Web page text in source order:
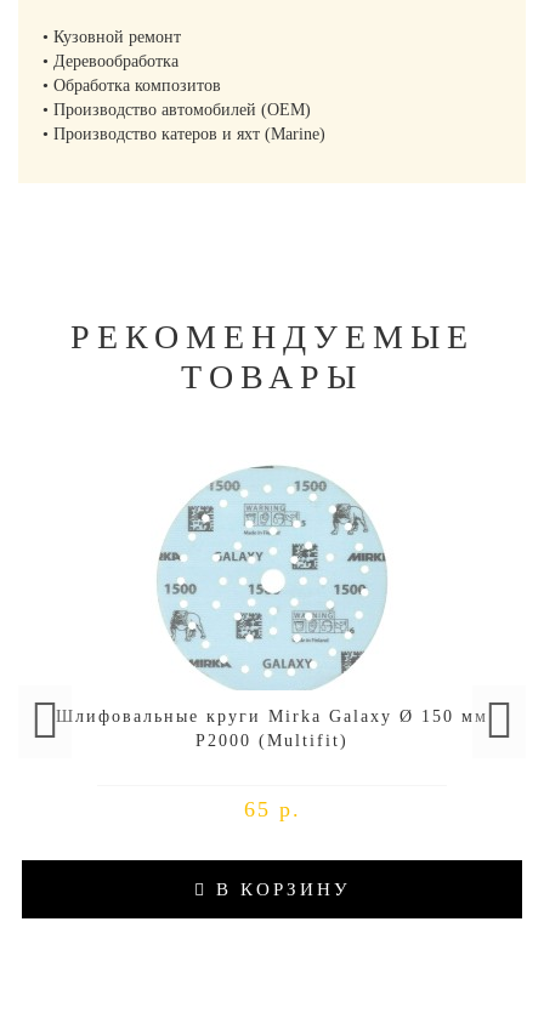
• Кузовной ремонт
• Деревообработка
• Обработка композитов
• Производство автомобилей (OEM)
• Производство катеров и яхт (Marine)
РЕКОМЕНДУЕМЫЕ
ТОВАРЫ
Шлифовальные круги Mirka Galaxy Ø 150 мм
P2000 (Multifit)
65 р.
В КОРЗИНУ